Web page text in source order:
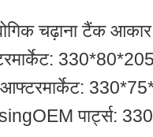
चढ़ाना टैंक
आफ्टरमार्केट:
पार्ट्स: